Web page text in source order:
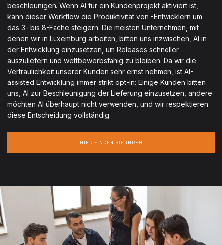
beschleunigen. Wenn AI für ein Kundenprojekt aktiviert ist,
kann dieser Workflow die Produktivität von -Entwicklern um
das 3- bis 8-Fache steigern. Die meisten Unternehmen, mit
denen wir in Luxemburg arbeiten, bitten uns inzwischen, AI in
der Entwicklung einzusetzen, um Releases schneller
auszuliefern und wettbewerbsfähig zu bleiben. Da wir die
Vertraulichkeit unserer Kunden sehr ernst nehmen, ist AI-
assisted Entwicklung immer strikt opt-in: Einige Kunden bitten
uns, AI zur Beschleunigung der Lieferung einzusetzen, andere
möchten AI überhaupt nicht verwenden, und wir respektieren
diese Entscheidung vollständig.
HIER FINDEN SIE IHREN